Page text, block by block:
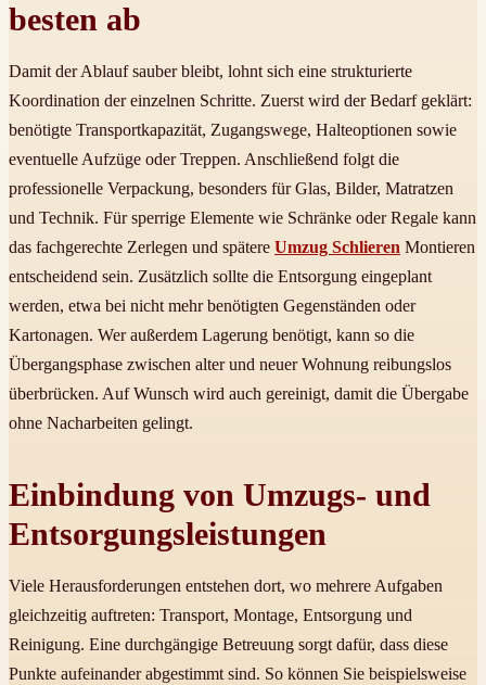
besten ab
Damit der Ablauf sauber bleibt, lohnt sich eine strukturierte
Koordination der einzelnen Schritte. Zuerst wird der Bedarf geklärt:
benötigte Transportkapazität, Zugangswege, Halteoptionen sowie
eventuelle Aufzüge oder Treppen. Anschließend folgt die
professionelle Verpackung, besonders für Glas, Bilder, Matratzen
und Technik. Für sperrige Elemente wie Schränke oder Regale kann
das fachgerechte Zerlegen und spätere Umzug Schlieren Montieren
entscheidend sein. Zusätzlich sollte die Entsorgung eingeplant
werden, etwa bei nicht mehr benötigten Gegenständen oder
Kartonagen. Wer außerdem Lagerung benötigt, kann so die
Übergangsphase zwischen alter und neuer Wohnung reibungslos
überbrücken. Auf Wunsch wird auch gereinigt, damit die Übergabe
ohne Nacharbeiten gelingt.
Einbindung von Umzugs- und
Entsorgungsleistungen
Viele Herausforderungen entstehen dort, wo mehrere Aufgaben
gleichzeitig auftreten: Transport, Montage, Entsorgung und
Reinigung. Eine durchgängige Betreuung sorgt dafür, dass diese
Punkte aufeinander abgestimmt sind. So können Sie beispielsweise